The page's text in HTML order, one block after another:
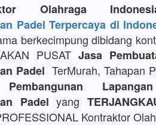
Olahraga
Padel Terpercaya di
berkecimpung dibidang
PUSAT Jasa
Padel TerMurah, Tahapan
Padel yang
Kontraktor